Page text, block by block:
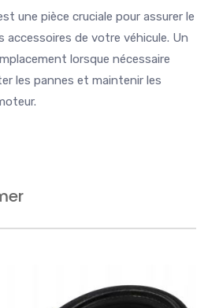
une pièce cruciale pour assurer le
de votre véhicule. Un
lorsque nécessaire
les pannes et maintenir les